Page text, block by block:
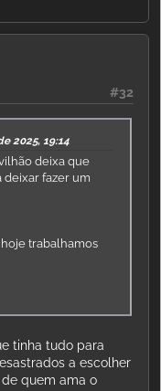
#32
2025, 19:14
deixa que
deixar fazer um
trabalhamos
tinha tudo para
a escolher
quem ama o